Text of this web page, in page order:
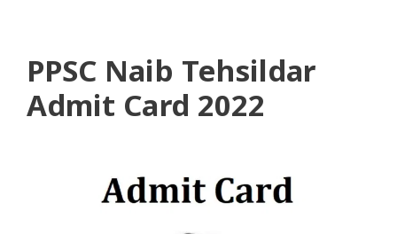
PPSC Naib Tehsildar
Admit Card 2022